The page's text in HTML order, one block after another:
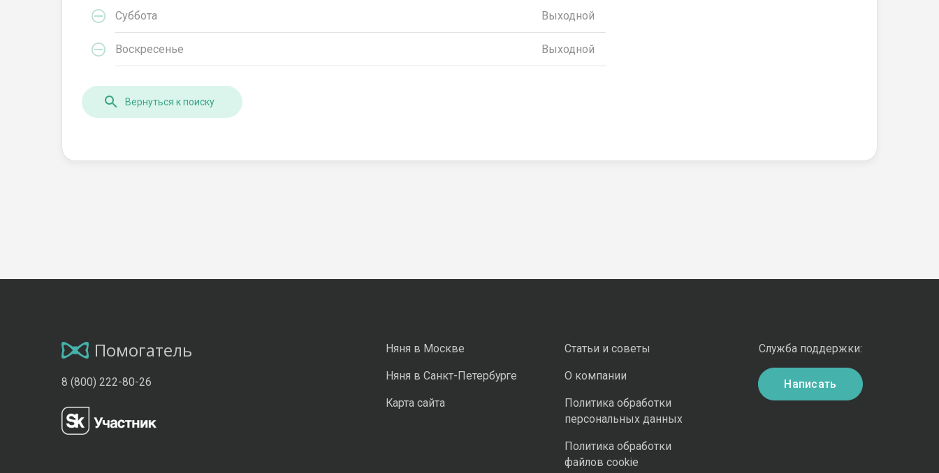
Суббота Выходной
Воскресенье Выходной
Вернуться к поиску
Помогатель
8 (800) 222-80-26
Няня в Москве
Няня в Санкт-Петербурге
Карта сайта
Статьи и советы
О компании
Политика обработки
персональных данных
Политика обработки
файлов cookie
Служба поддержки:
Написать